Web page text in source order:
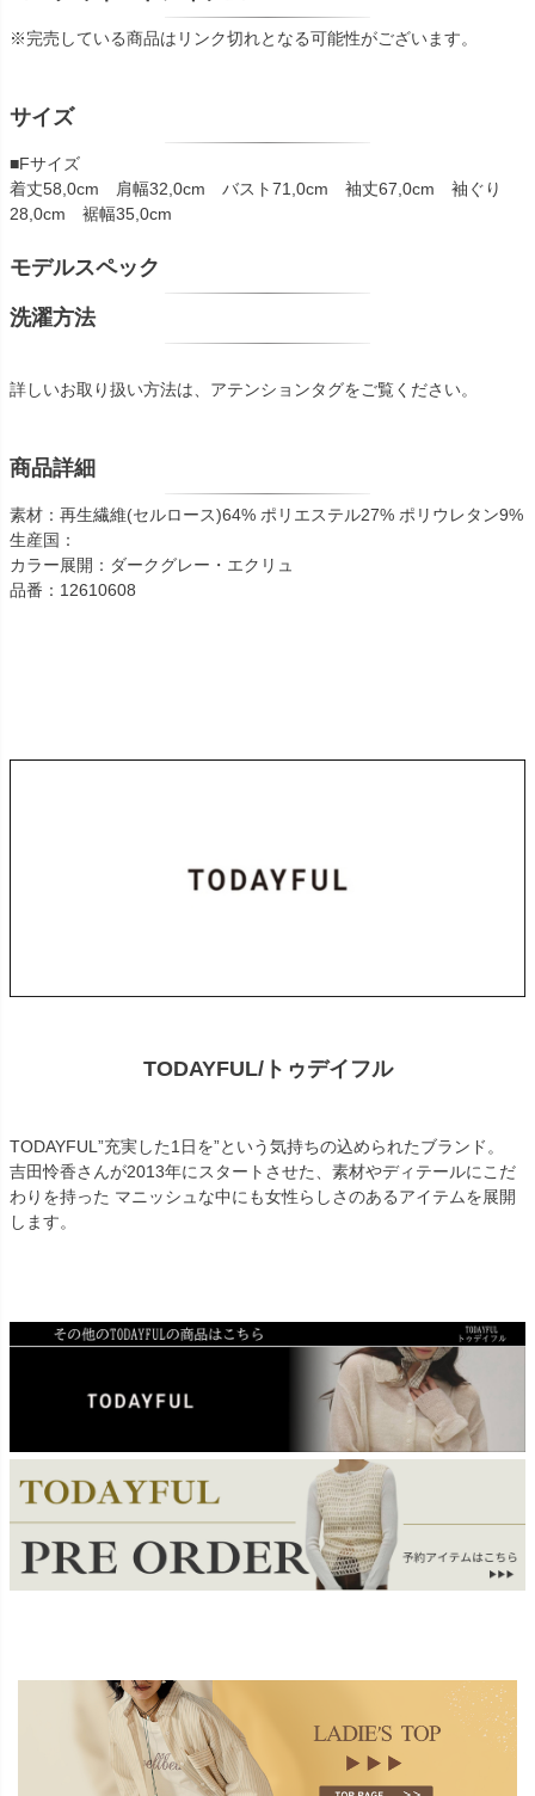
※完売している商品はリンク切れとなる可能性がございます。
サイズ
■Fサイズ
着丈58,0cm 肩幅32,0cm バスト71,0cm 袖丈67,0cm 袖ぐり
28,0cm 裾幅35,0cm
モデルスペック
洗濯方法
詳しいお取り扱い方法は、アテンションタグをご覧ください。
商品詳細
素材：再生繊維(セルロース)64% ポリエステル27% ポリウレタン9%
生産国：
カラー展開：ダークグレー・エクリュ
品番：12610608
TODAYFUL/トゥデイフル
TODAYFUL”充実した1日を”という気持ちの込められたブランド。
吉田怜香さんが2013年にスタートさせた、素材やディテールにこだ
わりを持った マニッシュな中にも女性らしさのあるアイテムを展開
します。